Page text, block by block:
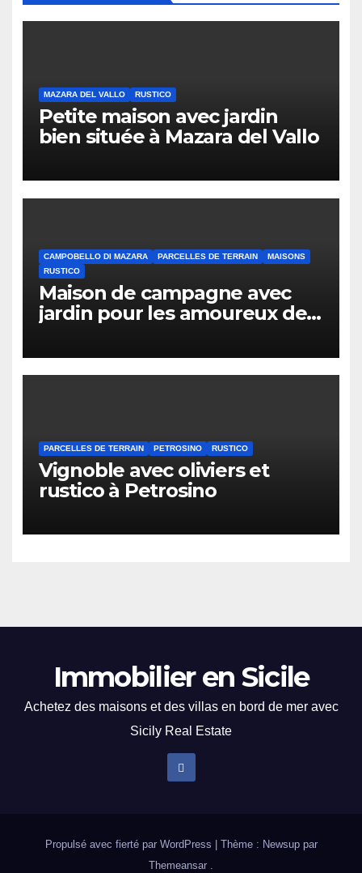
MAZARA DEL VALLO RUSTICO
Petite maison avec jardin
bien située à Mazara del Vallo
CAMPOBELLO DI MAZARA PARCELLES DE TERRAIN
MAISONS
RUSTICO
Maison de campagne avec
jardin pour les amoureux de
Mazara
PARCELLES DE TERRAIN PETROSINO RUSTICO
Vignoble avec oliviers et
rustico à Petrosino
Immobilier en Sicile
Achetez des maisons et des villas en bord de mer avec
Sicily Real Estate
Propulsé avec fierté par WordPress
Thème : Newsup par
Themeansar .